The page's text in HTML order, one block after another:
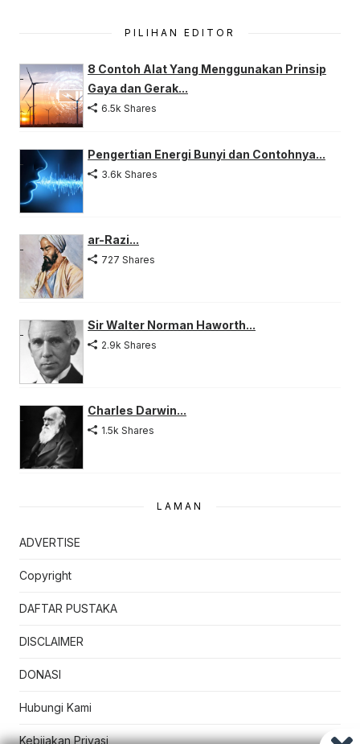
PILIHAN EDITOR
8 Contoh Alat Yang Menggunakan Prinsip
Gaya dan Gerak...
6.5k Shares
Pengertian Energi Bunyi dan Contohnya...
3.6k Shares
ar-Razi...
727 Shares
Sir Walter Norman Haworth...
2.9k Shares
Charles Darwin...
1.5k Shares
LAMAN
ADVERTISE
Copyright
DAFTAR PUSTAKA
DISCLAIMER
DONASI
Hubungi Kami
Kebijakan Privasi